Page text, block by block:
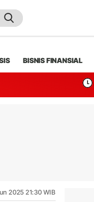
BISNIS FINANSIAL
2025 21:30 WIB